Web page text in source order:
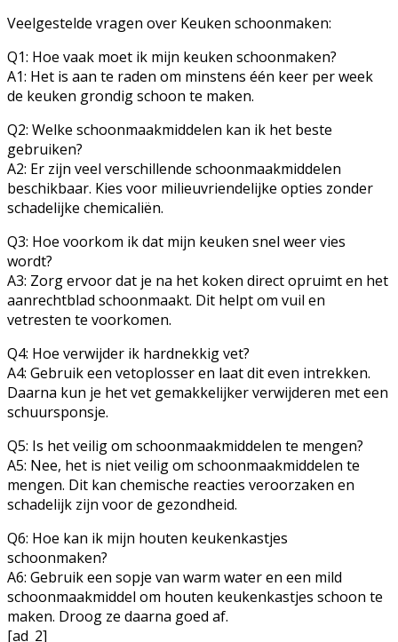
Veelgestelde vragen over Keuken schoonmaken:
Q1: Hoe vaak moet ik mijn keuken schoonmaken?
A1: Het is aan te raden om minstens één keer per week
de keuken grondig schoon te maken.
Q2: Welke schoonmaakmiddelen kan ik het beste
gebruiken?
A2: Er zijn veel verschillende schoonmaakmiddelen
beschikbaar. Kies voor milieuvriendelijke opties zonder
schadelijke chemicaliën.
Q3: Hoe voorkom ik dat mijn keuken snel weer vies
wordt?
A3: Zorg ervoor dat je na het koken direct opruimt en het
aanrechtblad schoonmaakt. Dit helpt om vuil en
vetresten te voorkomen.
Q4: Hoe verwijder ik hardnekkig vet?
A4: Gebruik een vetoplosser en laat dit even intrekken.
Daarna kun je het vet gemakkelijker verwijderen met een
schuursponsje.
Q5: Is het veilig om schoonmaakmiddelen te mengen?
A5: Nee, het is niet veilig om schoonmaakmiddelen te
mengen. Dit kan chemische reacties veroorzaken en
schadelijk zijn voor de gezondheid.
Q6: Hoe kan ik mijn houten keukenkastjes
schoonmaken?
A6: Gebruik een sopje van warm water en een mild
schoonmaakmiddel om houten keukenkastjes schoon te
maken. Droog ze daarna goed af.
[ad_2]